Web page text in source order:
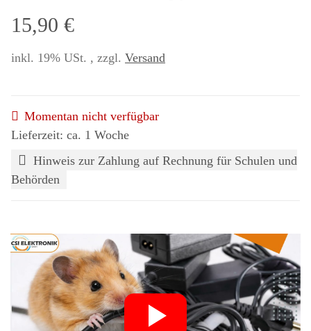
15,90 €
inkl. 19% USt. , zzgl. Versand
Momentan nicht verfügbar
Lieferzeit: ca. 1 Woche
Hinweis zur Zahlung auf Rechnung für Schulen und
Behörden